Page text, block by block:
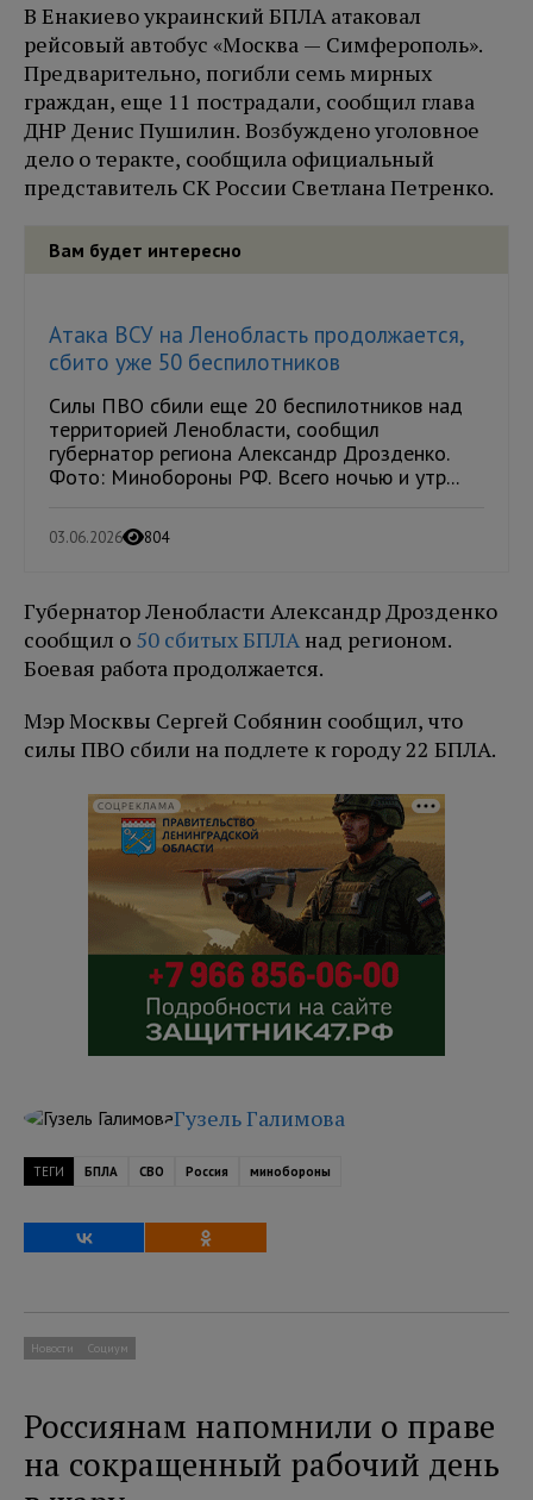
В Енакиево украинский БПЛА атаковал
рейсовый автобус «Москва — Симферополь».
Предварительно, погибли семь мирных
граждан, еще 11 пострадали, сообщил глава
ДНР Денис Пушилин. Возбуждено уголовное
дело о теракте, сообщила официальный
представитель СК России Светлана Петренко.
Вам будет интересно
Атака ВСУ на Ленобласть продолжается,
сбито уже 50 беспилотников
Силы ПВО сбили еще 20 беспилотников над
территорией Ленобласти, сообщил
губернатор региона Александр Дрозденко.
Фото: Минобороны РФ. Всего ночью и утр...
03.06.2026 804
Губернатор Ленобласти Александр Дрозденко
сообщил о 50 сбитых БПЛА над регионом.
Боевая работа продолжается.
Мэр Москвы Сергей Собянин сообщил, что
силы ПВО сбили на подлете к городу 22 БПЛА.
СОЦРЕКЛАМА
Гузель Галимова
ТЕГИ БПЛА СВО Россия минобороны
Новости Социум
Россиянам напомнили о праве
на сокращенный рабочий день